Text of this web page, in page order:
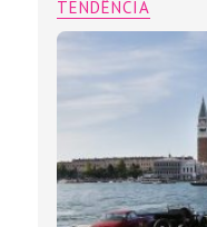
TENDÊNCIA